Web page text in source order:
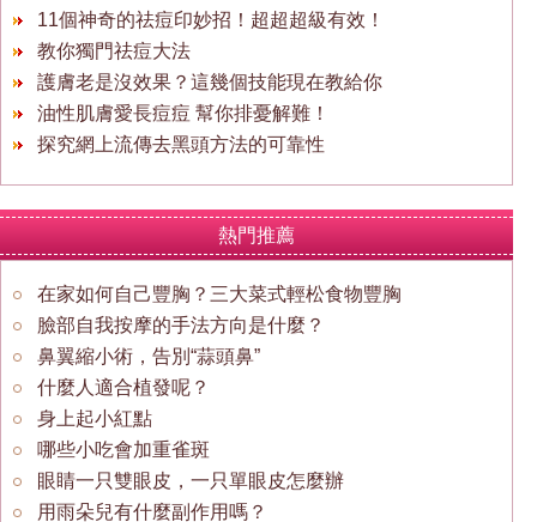
11個神奇的祛痘印妙招！超超超級有效！
教你獨門祛痘大法
護膚老是沒效果？這幾個技能現在教給你
油性肌膚愛長痘痘 幫你排憂解難！
探究網上流傳去黑頭方法的可靠性
熱門推薦
在家如何自己豐胸？三大菜式輕松食物豐胸
臉部自我按摩的手法方向是什麼？
鼻翼縮小術，告別“蒜頭鼻”
什麼人適合植發呢？
身上起小紅點
哪些小吃會加重雀斑
眼睛一只雙眼皮，一只單眼皮怎麼辦
用雨朵兒有什麼副作用嗎？